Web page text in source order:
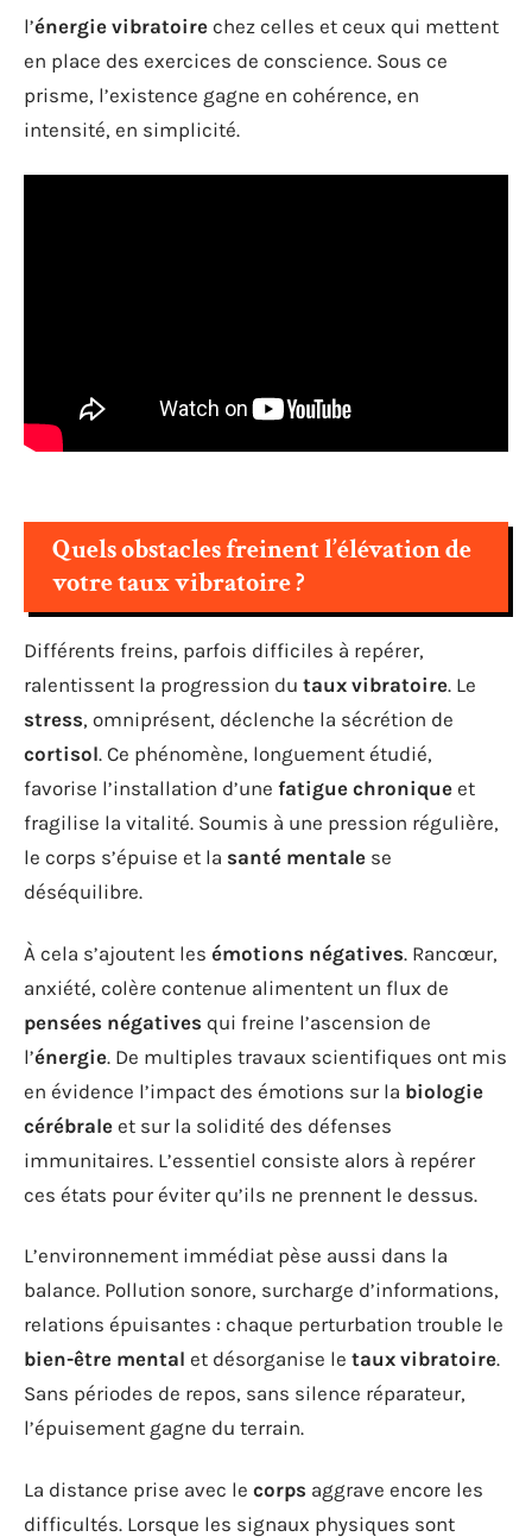
l’énergie vibratoire chez celles et ceux qui mettent
en place des exercices de conscience. Sous ce
prisme, l’existence gagne en cohérence, en
intensité, en simplicité.
Quels obstacles freinent l’élévation de
votre taux vibratoire ?
Différents freins, parfois difficiles à repérer,
ralentissent la progression du taux vibratoire. Le
stress, omniprésent, déclenche la sécrétion de
cortisol. Ce phénomène, longuement étudié,
favorise l’installation d’une fatigue chronique et
fragilise la vitalité. Soumis à une pression régulière,
le corps s’épuise et la santé mentale se
déséquilibre.
À cela s’ajoutent les émotions négatives. Rancœur,
anxiété, colère contenue alimentent un flux de
pensées négatives qui freine l’ascension de
l’énergie. De multiples travaux scientifiques ont mis
en évidence l’impact des émotions sur la biologie
cérébrale et sur la solidité des défenses
immunitaires. L’essentiel consiste alors à repérer
ces états pour éviter qu’ils ne prennent le dessus.
L’environnement immédiat pèse aussi dans la
balance. Pollution sonore, surcharge d’informations,
relations épuisantes : chaque perturbation trouble le
bien-être mental et désorganise le taux vibratoire.
Sans périodes de repos, sans silence réparateur,
l’épuisement gagne du terrain.
La distance prise avec le corps aggrave encore les
difficultés. Lorsque les signaux physiques sont